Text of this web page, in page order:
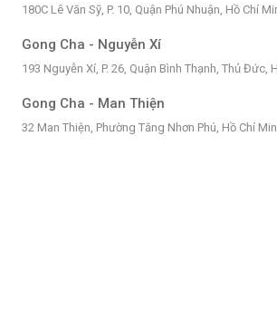
180C Lê Văn Sỹ, P. 10, Quận Phú Nhuận, Hồ Chí
Gong Cha - Nguyễn Xí
193 Nguyễn Xí, P. 26, Quận Bình Thạnh, Thủ Đức,
Gong Cha - Man Thiện
32 Man Thiện, Phường Tăng Nhơn Phú, Hồ Chí